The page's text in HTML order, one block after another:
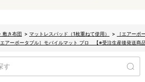
敷き布団 > マットレスパッド（1枚重ねて使用） >
［エアー
エアーポータブル］モバイルマット プロ 【※受注生産後発送商
す